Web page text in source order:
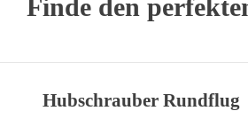
Finde den
Hubschrauber Rundflug